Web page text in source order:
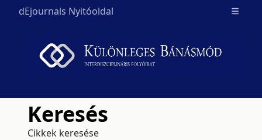
dEjournals Nyitóoldal Open
Keresés
Cikkek keresése